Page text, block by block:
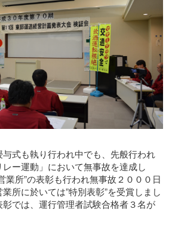
式も執り行われ中でも、先般行われ
ー運動」において無事故を達成し
業所”の表彰も行われ無事故２０００日
所に於いては”特別表彰”を受賞しまし
では、運行管理者試験合格者３名が